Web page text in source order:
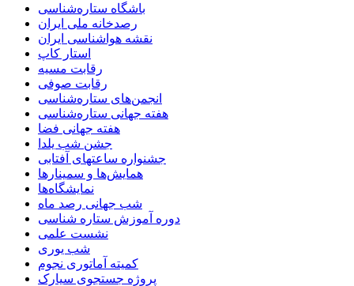
باشگاه ستاره‌شناسی
رصدخانه ملی ایران
نقشه هواشناسی ایران
استار کاپ
رقابت مسیه
رقابت صوفی
انجمن‌های ستاره‌شناسی
هفته جهانی ستاره‌شناسی
هفته جهانی فضا
جشن شب یلدا
جشنواره ساعتهای آفتابی
همایش‌ها و سمینارها
نمایشگاه‌ها
شب جهانی رصد ماه
دوره آموزش ستاره شناسی
نشست علمی
شب یوری
کمیته آماتوری نجوم
پروژه جستجوی سیارک